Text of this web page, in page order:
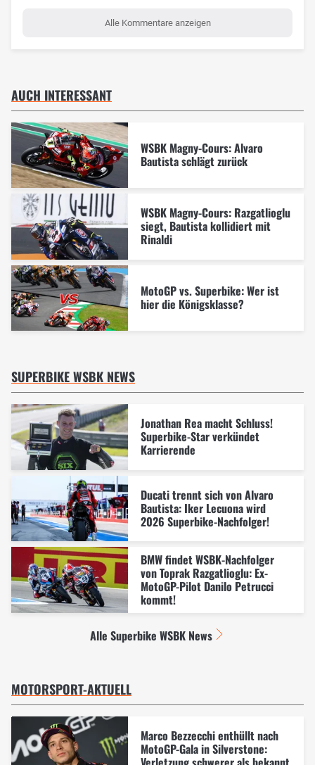
Alle Kommentare anzeigen
AUCH INTERESSANT
WSBK Magny-Cours: Alvaro
Bautista schlägt zurück
WSBK Magny-Cours: Razgatlioglu
siegt, Bautista kollidiert mit
Rinaldi
MotoGP vs. Superbike: Wer ist
hier die Königsklasse?
SUPERBIKE WSBK NEWS
Jonathan Rea macht Schluss!
Superbike-Star verkündet
Karrierende
Ducati trennt sich von Alvaro
Bautista: Iker Lecuona wird
2026 Superbike-Nachfolger!
BMW findet WSBK-Nachfolger
von Toprak Razgatlioglu: Ex-
MotoGP-Pilot Danilo Petrucci
kommt!
Alle Superbike WSBK News
MOTORSPORT-AKTUELL
Marco Bezzecchi enthüllt nach
MotoGP-Gala in Silverstone: